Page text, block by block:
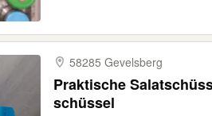
58285 Gevelsberg
Praktische
schüssel